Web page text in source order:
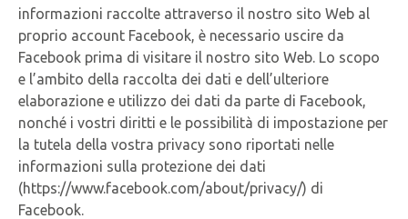
informazioni raccolte attraverso il nostro sito Web al
proprio account Facebook, è necessario uscire da
Facebook prima di visitare il nostro sito Web. Lo scopo
e l’ambito della raccolta dei dati e dell’ulteriore
elaborazione e utilizzo dei dati da parte di Facebook,
nonché i vostri diritti e le possibilità di impostazione per
la tutela della vostra privacy sono riportati nelle
informazioni sulla protezione dei dati
(https://www.facebook.com/about/privacy/) di
Facebook.